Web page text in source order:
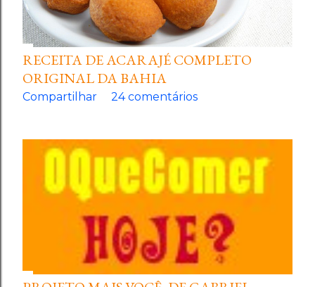
RECEITA DE ACARAJÉ COMPLETO
ORIGINAL DA BAHIA
Compartilhar 24 comentários